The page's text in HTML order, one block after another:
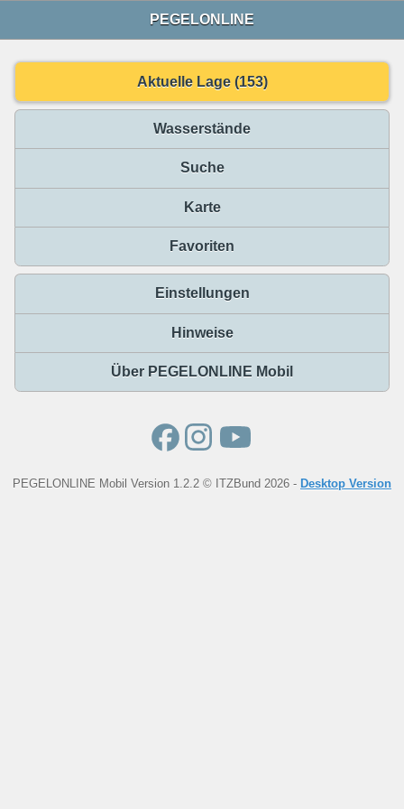
PEGELONLINE
Aktuelle Lage (153)
Wasserstände
Suche
Karte
Favoriten
Einstellungen
Hinweise
Über PEGELONLINE Mobil
PEGELONLINE Mobil Version 1.2.2 © ITZBund 2026 - Desktop Version